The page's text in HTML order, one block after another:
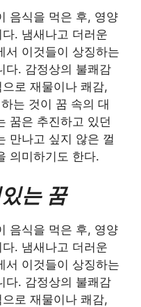
음식을 먹은 후, 영양
. 냄새나고 더러운
서 이것들이 상징하는
다. 감정상의 불쾌감
로 재물이나 쾌감,
는 것이 꿈 속의 대
꿈은 추진하고 있던
만나고 싶지 않은 껄
의미하기도 한다.
는 꿈
음식을 먹은 후, 영양
. 냄새나고 더러운
서 이것들이 상징하는
다. 감정상의 불쾌감
로 재물이나 쾌감,